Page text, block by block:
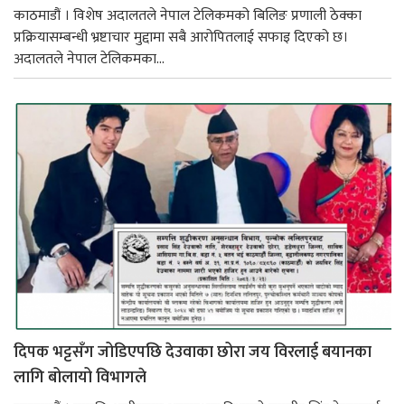
काठमाडौं । विशेष अदालतले नेपाल टेलिकमको बिलिङ प्रणाली ठेक्का
प्रक्रियासम्बन्धी भ्रष्टाचार मुद्दामा सबै आरोपितलाई सफाइ दिएको छ।
अदालतले नेपाल टेलिकमका...
दिपक भट्टसँग जोडिएपछि देउवाका छोरा जय विरलाई बयानका
लागि बोलायो विभागले